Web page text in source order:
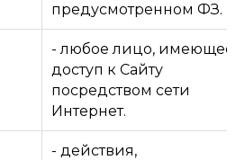
предусмотренном ФЗ.
- любое лицо, имеющее
доступ к Сайту
посредством сети
Интернет.
- действия,